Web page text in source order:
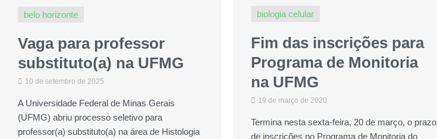
belo horizonte
Vaga para professor
substituto(a) na UFMG
10 de setembro de 2025
A Universidade Federal de Minas Gerais
(UFMG) abriu processo seletivo para
professor(a) substituto(a) na área de Histologia
biologia celular
Fim das inscrições para
Programa de Monitoria
na UFMG
19 de março de 2020
Termina nesta sexta-feira, 20 de março, o prazo
de inscrições no Programa de Monitoria do